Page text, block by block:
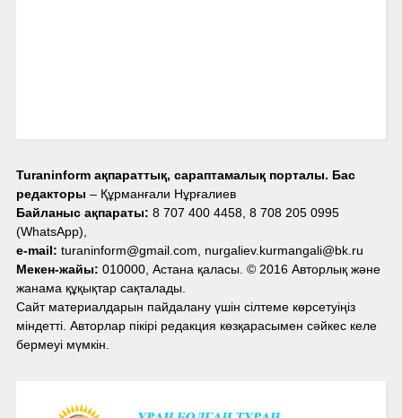
Turaninform ақпараттық, сараптамалық порталы. Бас
редакторы – Құрманғали Нұрғалиев
Байланыс ақпараты: 8 707 400 4458, 8 708 205 0995
(WhatsApp),
e-mail: turaninform@gmail.com, nurgaliev.kurmangali@bk.ru
Мекен-жайы: 010000, Астана қаласы. © 2016 Авторлық және
жанама құқықтар сақталады.
Сайт материалдарын пайдалану үшін сілтеме көрсетуіңіз
міндетті. Авторлар пікірі редакция көзқарасымен сәйкес келе
бермеуі мүмкін.